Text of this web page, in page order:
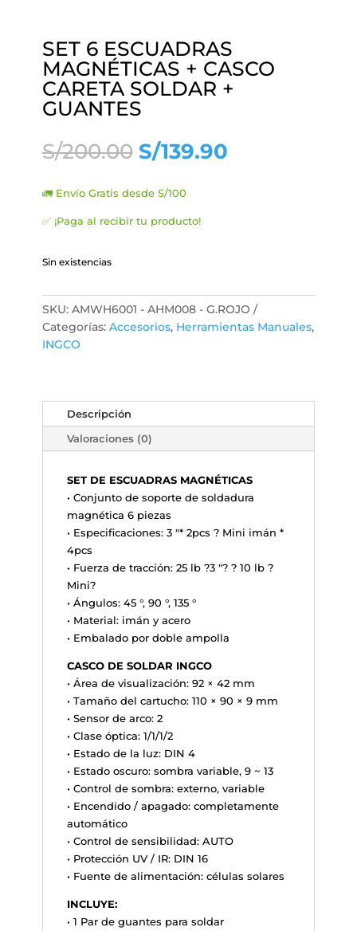
SET 6 ESCUADRAS
MAGNÉTICAS + CASCO
CARETA SOLDAR +
GUANTES
S/200.00 El
precio
original
era:
S/200.00.
S/139.90El
🚛 Envío Gratis desde S/100
✅ ¡Paga al recibir tu producto!
Sin existencias
SKU: AMWH6001 - AHM008 - G.ROJO
Categorías: Accesorios, Herramientas Manuales,
INGCO
Descripción
Valoraciones (0)
SET DE ESCUADRAS MAGNÉTICAS
• Conjunto de soporte de soldadura
magnética 6 piezas
• Especificaciones: 3 "* 2pcs ? Mini imán *
4pcs
• Fuerza de tracción: 25 lb ?3 "? ? 10 lb ?
Mini?
• Ángulos: 45 °, 90 °, 135 °
• Material: imán y acero
• Embalado por doble ampolla
CASCO DE SOLDAR INGCO
• Área de visualización: 92 × 42 mm
• Tamaño del cartucho: 110 × 90 × 9 mm
• Sensor de arco: 2
• Clase óptica: 1/1/1/2
• Estado de la luz: DIN 4
• Estado oscuro: sombra variable, 9 ~ 13
• Control de sombra: externo, variable
• Encendido / apagado: completamente
automático
• Control de sensibilidad: AUTO
• Protección UV / IR: DIN 16
• Fuente de alimentación: células solares
INCLUYE:
• 1 Par de guantes para soldar